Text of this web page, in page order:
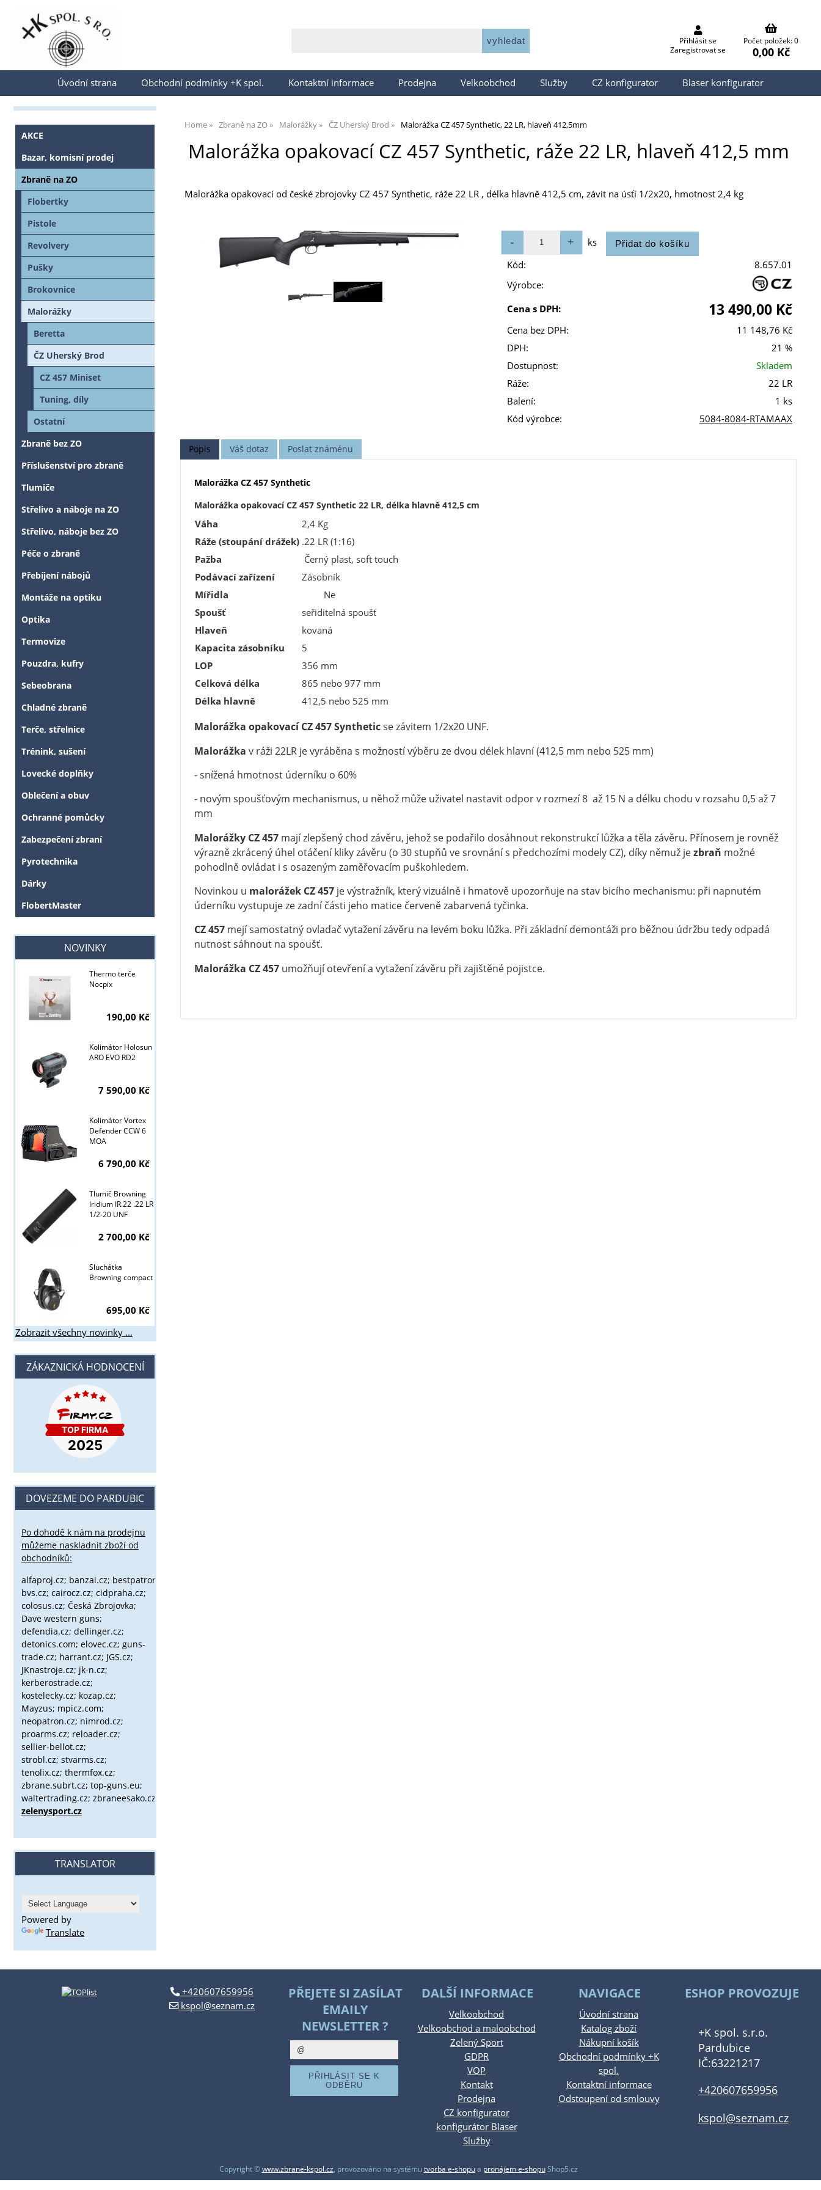
Přihlásit se
Přihlásit se
Zaregistrovat se
Počet položek: 0
0,00 Kč
Úvodní strana Obchodní podmínky +K spol. Kontaktní informace Prodejna Velkoobchod Služby CZ konfigurator Blaser konfigurator
Home Zbraně na ZO Malorážky ČZ Uherský Brod Malorážka CZ 457 Synthetic, 22 LR, hlaveň 412,5mm
Malorážka opakovací CZ 457 Synthetic, ráže 22 LR, hlaveň 412,5 mm
Malorážka opakovací od české zbrojovky CZ 457 Synthetic, ráže 22 LR , délka hlavně 412,5 cm, závit na úsťí 1/2x20, hmotnost 2,4 kg
ks
Kód:
8.657.01
Výrobce:
Cena s DPH:
13 490,00 Kč
Cena bez DPH:
11 148,76 Kč
DPH:
21 %
Dostupnost:
Skladem
Ráže:
22 LR
Balení:
1 ks
Kód výrobce:
5084-8084-RTAMAAX
Popis Váš dotaz Poslat známénu
Malorážka CZ 457 Synthetic
Malorážka opakovací CZ 457 Synthetic 22 LR, délka hlavně 412,5 cm
Váha
2,4 Kg
Ráže (stoupání drážek) .22 LR (1:16)
Pažba
Černý plast, soft touch
Podávací zařízení
Zásobník
Mířidla
Ne
Spoušť
seřiditelná spoušť
Hlaveň
kovaná
Kapacita zásobníku
5
LOP
356 mm
Celková délka
865 nebo 977 mm
Délka hlavně
412,5 nebo 525 mm
Malorážka opakovací CZ 457 Syntheticse závitem 1/2x20 UNF.
Malorážka v ráži 22LR je vyráběna s možností výběru ze dvou délek hlavní (412,5 mm nebo 525 mm)
- snížená hmotnost úderníku o 60%
- novým spoušťovým mechanismus, u něhož může uživatel nastavit odpor v rozmezí 8 až 15 N a délku chodu v rozsahu 0,5 až 7
mm
Malorážky CZ 457mají zlepšený chod závěru, jehož se podařilo dosáhnout rekonstrukcí lůžka a těla závěru. Přínosem je rovněž
výrazně zkrácený úhel otáčení kliky závěru (o 30 stupňů ve srovnání s předchozími modely CZ), díky němuž jezbraň možné
pohodlně ovládat i s osazeným zaměřovacím puškohledem.
Novinkou u malorážek CZ 457je výstražník, který vizuálně i hmatově upozorňuje na stav bicího mechanismu: při napnutém
úderníku vystupuje ze zadní části jeho matice červeně zabarvená tyčinka.
CZ 457mejí samostatný ovladač vytažení závěru na levém boku lůžka. Při základní demontáži pro běžnou údržbu tedy odpadá
nutnost sáhnout na spoušť.
Malorážka CZ 457umožňují otevření a vytažení závěru při zajištěné pojistce.
AKCE
Bazar, komisní prodej
Zbraně na ZO
Flobertky
Pistole
Revolvery
Pušky
Brokovnice
Malorážky
Beretta
ČZ Uherský Brod
CZ 457 Miniset
Tuning, díly
Ostatní
Zbraně bez ZO
Příslušenství pro zbraně
Tlumiče
Střelivo a náboje na ZO
Střelivo, náboje bez ZO
Péče o zbraně
Přebíjení nábojů
Montáže na optiku
Optika
Termovize
Pouzdra, kufry
Sebeobrana
Chladné zbraně
Terče, střelnice
Trénink, sušení
Lovecké doplňky
Oblečení a obuv
Ochranné pomůcky
Zabezpečení zbraní
Pyrotechnika
Dárky
FlobertMaster
NOVINKY
Thermo terče
Nocpix
190,00 Kč
Kolimátor Holosun
ARO EVO RD2
7 590,00 Kč
Kolimátor Vortex
Defender CCW 6
MOA
6 790,00 Kč
Tlumič Browning
Iridium IR.22 .22 LR
1/2-20 UNF
2 700,00 Kč
Sluchátka
Browning compact
695,00 Kč
Zobrazit všechny novinky ...
ZÁKAZNICKÁ HODNOCENÍ
DOVEZEME DO PARDUBIC
Po dohodě k nám na prodejnu
můžeme naskladnit zboží od
obchodníků:
alfaproj.cz; banzai.cz; bestpatron.eu;
bvs.cz; cairocz.cz; cidpraha.cz;
colosus.cz; Česká Zbrojovka;
Dave western guns;
defendia.cz; dellinger.cz;
detonics.com; elovec.cz; guns-
trade.cz; harrant.cz; JGS.cz;
JKnastroje.cz; jk-n.cz;
kerberostrade.cz;
kostelecky.cz; kozap.cz;
Mayzus; mpicz.com;
neopatron.cz; nimrod.cz;
proarms.cz; reloader.cz;
sellier-bellot.cz;
strobl.cz; stvarms.cz;
tenolix.cz; thermfox.cz;
zbrane.subrt.cz; top-guns.eu;
waltertrading.cz; zbraneesako.cz;
zelenysport.cz
TRANSLATOR
Powered by
Translate
+420607659956
kspol@seznam.cz
PŘEJETE SI ZASÍLAT
EMAILY
NEWSLETTER ?
DALŠÍ INFORMACE
Velkoobchod
Velkoobchod a maloobchod
Zelený Sport
GDPR
VOP
Kontakt
Prodejna
CZ konfigurator
konfigurátor Blaser
Služby
NAVIGACE
Úvodní strana
Katalog zboží
Nákupní košík
Obchodní podmínky +K
spol.
Kontaktní informace
Odstoupení od smlouvy
ESHOP PROVOZUJE
+K spol. s.r.o.
Pardubice
IČ:63221217
+420607659956
kspol@seznam.cz
Copyright ©www.zbrane-kspol.cz, provozováno na systémutvorba e-shopua pronájem e-shopuShop5.cz